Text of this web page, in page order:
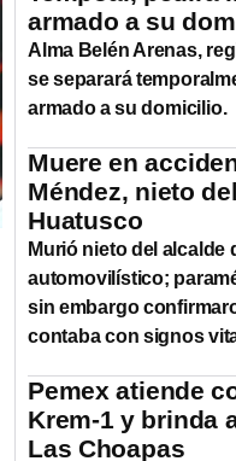
armado a su
Alma Belén Arenas,
se separará
armado a su domicilio.
Muere en
Méndez, nieto
Huatusco
Murió nieto del alcalde
automovilístico;
sin embargo
contaba con signos
Pemex atiende
Krem-1 y brinda
Las Choapas